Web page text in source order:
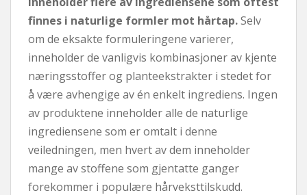
finnes i naturlige formler mot hårtap.Selv
om de eksakte formuleringene varierer,
inneholder de vanligvis kombinasjoner av kjente
næringsstoffer og planteekstrakter i stedet for
å være avhengige av én enkelt ingrediens. Ingen
av produktene inneholder alle de naturlige
ingrediensene som er omtalt i denne
veiledningen, men hvert av dem inneholder
mange av stoffene som gjentatte ganger
forekommer i populære hårveksttilskudd.